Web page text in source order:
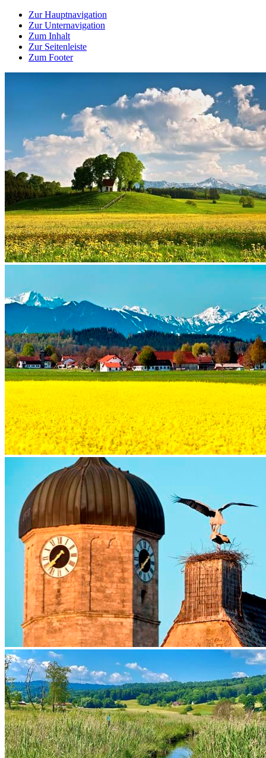
Zur Hauptnavigation
Zur Unternavigation
Zum Inhalt
Zur Seitenleiste
Zum Footer